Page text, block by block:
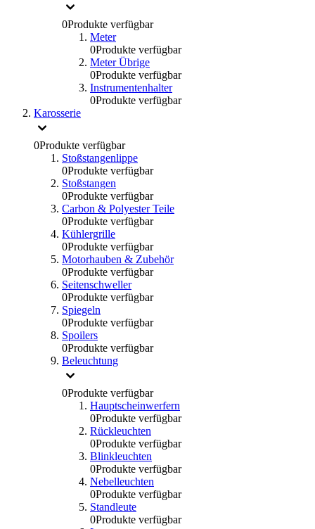
0Produkte verfügbar
Meter
0Produkte verfügbar
Meter Übrige
0Produkte verfügbar
Instrumentenhalter
0Produkte verfügbar
Karosserie
0Produkte verfügbar
Stoßstangenlippe
0Produkte verfügbar
Stoßstangen
0Produkte verfügbar
Carbon & Polyester Teile
0Produkte verfügbar
Kühlergrille
0Produkte verfügbar
Motorhauben & Zubehör
0Produkte verfügbar
Seitenschweller
0Produkte verfügbar
Spiegeln
0Produkte verfügbar
Spoilers
0Produkte verfügbar
Beleuchtung
0Produkte verfügbar
Hauptscheinwerfern
0Produkte verfügbar
Rückleuchten
0Produkte verfügbar
Blinkleuchten
0Produkte verfügbar
Nebelleuchten
0Produkte verfügbar
Standleute
0Produkte verfügbar